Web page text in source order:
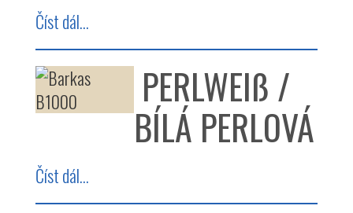
Číst dál...
PERLWEIß /
BÍLÁ PERLOVÁ
Číst dál...